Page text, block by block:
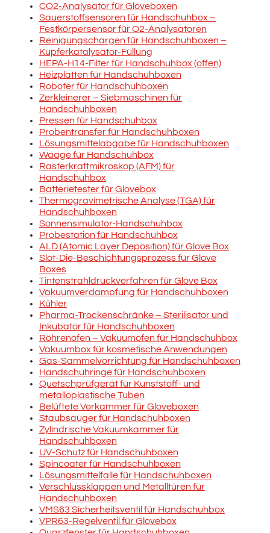
CO2-Analysator für Gloveboxen
Sauerstoffsensoren für Handschuhbox –
Festkörpersensor für O2-Analysatoren
Reinigungschargen für Handschuhboxen –
Kupferkatalysator-Füllung
HEPA-H14-Filter für Handschuhbox (offen)
Heizplatten für Handschuhboxen
Roboter für Handschuhboxen
Zerkleinerer – Siebmaschinen für
Handschuhboxen
Pressen für Handschuhbox
Probentransfer für Handschuhboxen
Lösungsmittelabgabe für Handschuhboxen
Waage für Handschuhbox
Rasterkraftmikroskop (AFM) für
Handschuhbox
Batterietester für Glovebox
Thermogravimetrische Analyse (TGA) für
Handschuhboxen
Sonnensimulator-Handschuhbox
Probestation für Handschuhbox
ALD (Atomic Layer Deposition) für Glove Box
Slot-Die-Beschichtungsprozess für Glove
Boxes
Tintenstrahldruckverfahren für Glove Box
Vakuumverdampfung für Handschuhboxen
Kühler
Pharma-Trockenschränke – Sterilisator und
Inkubator für Handschuhboxen
Röhrenofen – Vakuumofen für Handschuhbox
Vakuumbox für kosmetische Anwendungen
Gas-Sammelvorrichtung für Handschuhboxen
Handschuhringe für Handschuhboxen
Quetschprüfgerät für Kunststoff- und
metalloplastische Tuben
Belüftete Vorkammer für Gloveboxen
Staubsauger für Handschuhboxen
Zylindrische Vakuumkammer für
Handschuhboxen
UV-Schutz für Handschuhboxen
Spincoater für Handschuhboxen
Lösungsmittelfalle für Handschuhboxen
Verschlussklappen und Metalltüren für
Handschuhboxen
VMS63 Sicherheitsventil für Handschuhbox
VPR63-Regelventil für Glovebox